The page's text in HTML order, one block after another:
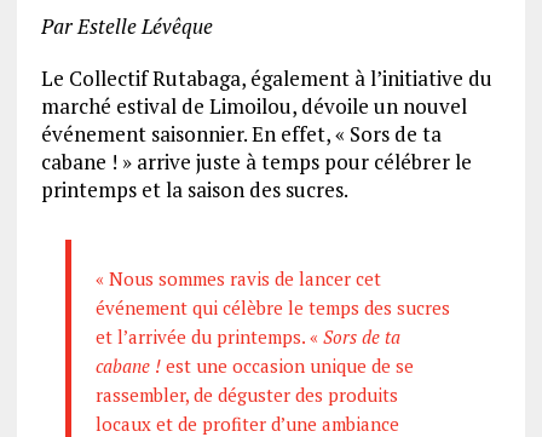
Par Estelle Lévêque
Le Collectif Rutabaga, également à l’initiative du
marché estival de Limoilou, dévoile un nouvel
événement saisonnier. En effet, « Sors de ta
cabane ! » arrive juste à temps pour célébrer le
printemps et la saison des sucres.
« Nous sommes ravis de lancer cet
événement qui célèbre le temps des sucres
et l’arrivée du printemps. « Sors de ta
cabane ! est une occasion unique de se
rassembler, de déguster des produits
locaux et de profiter d’une ambiance